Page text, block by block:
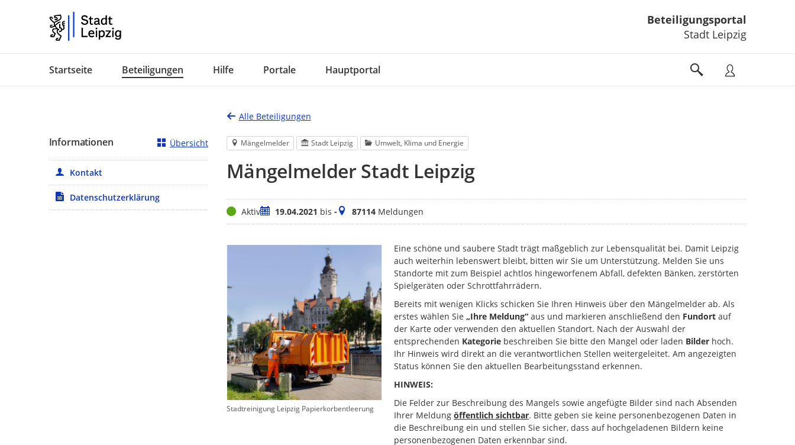
Beteiligungsportal
Stadt Leipzig
Startseite Beteiligungen Hilfe Portale Hauptportal
Alle Beteiligungen
Mängelmelder Stadt Leipzig Umwelt, Klima und Energie
Mängelmelder Stadt Leipzig
StatusAktivZeitraum
19.04.2021 bis -Meldungen
87114Meldungen
Stadtreinigung Leipzig Papierkorbentleerung
Eine schöne und saubere Stadt trägt maßgeblich zur Lebensqualität bei. Damit Leipzig
auch weiterhin lebenswert bleibt, bitten wir Sie um Unterstützung. Melden Sie uns
Standorte mit zum Beispiel achtlos hingeworfenem Abfall, defekten Bänken, zerstörten
Spielgeräten oder Schrottfahrrädern.
Bereits mit wenigen Klicks schicken Sie Ihren Hinweis über den Mängelmelder ab. Als
erstes wählen Sie„Ihre Meldung“ aus und markieren anschließend den Fundort auf
der Karte oder verwenden den aktuellen Standort. Nach der Auswahl der
entsprechenden Kategorie beschreiben Sie bitte den Mangel oder laden Bilder hoch.
Ihr Hinweis wird direkt an die verantwortlichen Stellen weitergeleitet. Am angezeigten
Status können Sie den aktuellen Bearbeitungsstand erkennen.
HINWEIS:
Die Felder zur Beschreibung des Mangels sowie angefügte Bilder sind nach Absenden
Ihrer Meldungöffentlich sichtbar. Bitte geben sie keine personenbezogenen Daten in
die Beschreibung ein und stellen Sie sicher, dass auf hochgeladenen Bildern keine
personenbezogenen Daten erkennbar sind.
Informationen Übersicht
Kontakt
Datenschutzerklärung